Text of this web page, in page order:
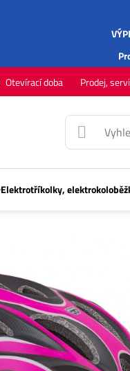
Otevírací doba Prodej,
Elektrotříkolky,